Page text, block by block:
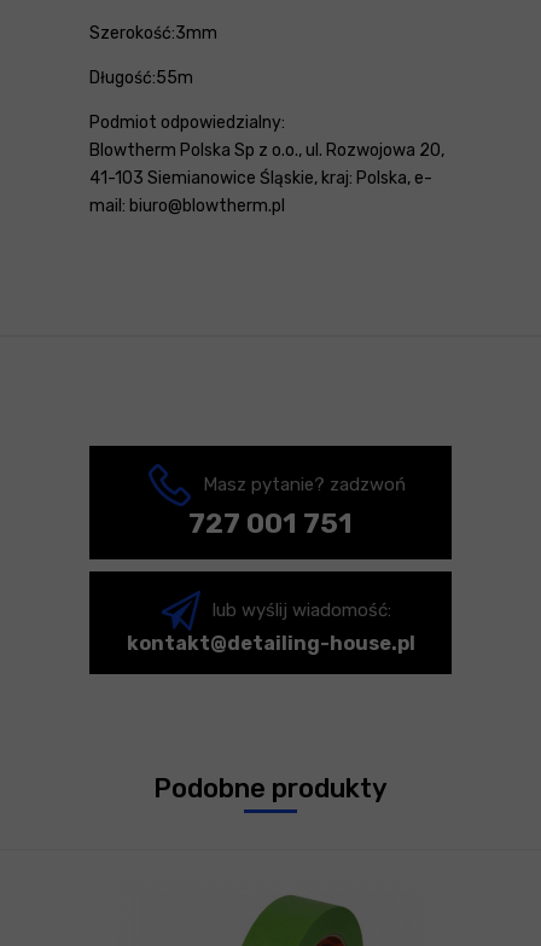
Szerokość:3mm
Długość:55m
Podmiot odpowiedzialny:
Blowtherm Polska Sp z o.o., ul. Rozwojowa 20,
41-103 Siemianowice Śląskie, kraj: Polska, e-
mail: biuro@blowtherm.pl
Masz pytanie? zadzwoń
727 001 751
lub wyślij wiadomość:
kontakt@detailing-house.pl
Podobne produkty